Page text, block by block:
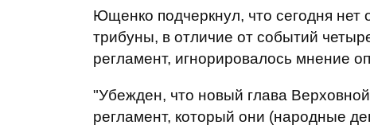
Ющенко подчеркнул, что сегодня нет
трибуны, в отличие от событий
регламент, игнорировалось мнение
"Убежден, что новый глава
регламент, который они (народные